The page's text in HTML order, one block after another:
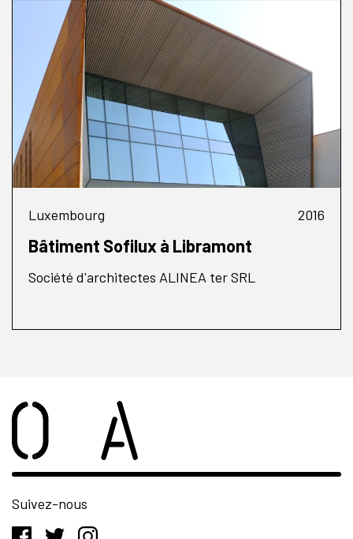
Luxembourg 2016
Bâtiment Sofilux à Libramont
Société d'architectes ALINEA ter SRL
Suivez-nous